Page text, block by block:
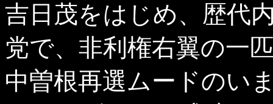
吉日茂をはじめ、歴代
党で、非利権右翼の一
中曽根再選ムードのい